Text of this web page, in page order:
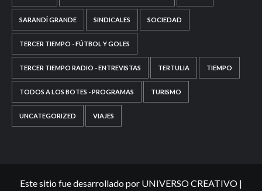
SARANDÍ GRANDE SINDICALES SOCIEDAD
TERCER TIEMPO - FÚTBOL Y GOLES
TERCER TIEMPO RADIO - ENTREVISTAS TERTULIA TIEMPO
TODOS A LOS BOTES - PROGRAMAS TURISMO
UNCATEGORIZED VIAJES
Este sitio fue desarrollado por UNIVERSO CREATIVO |